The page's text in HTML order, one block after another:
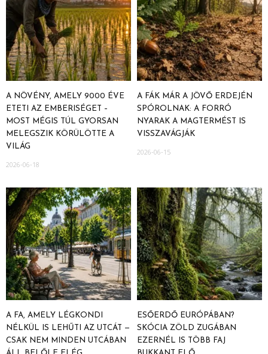
A NÖVÉNY, AMELY 9000 ÉVE
ETETI AZ EMBERISÉGET –
MOST MÉGIS TÚL GYORSAN
MELEGSZIK KÖRÜLÖTTE A
VILÁG
2026-06-18
A FÁK MÁR A JÖVŐ ERDEJÉN
SPÓROLNAK: A FORRÓ
NYARAK A MAGTERMÉST IS
VISSZAVÁGJÁK
2026-06-15
A FA, AMELY LÉGKONDI
NÉLKÜL IS LEHŰTI AZ UTCÁT —
CSAK NEM MINDEN UTCÁBAN
ESŐERDŐ EURÓPÁBAN?
SKÓCIA ZÖLD ZUGÁBAN
EZERNÉL IS TÖBB FAJ